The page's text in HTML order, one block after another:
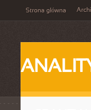
Strona główna